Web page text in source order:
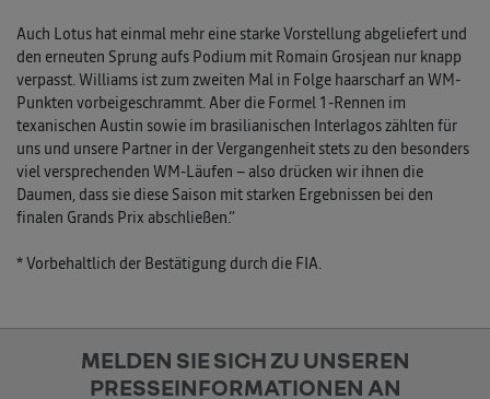
Auch Lotus hat einmal mehr eine starke Vorstellung abgeliefert und
den erneuten Sprung aufs Podium mit Romain Grosjean nur knapp
verpasst. Williams ist zum zweiten Mal in Folge haarscharf an WM-
Punkten vorbeigeschrammt. Aber die Formel 1-Rennen im
texanischen Austin sowie im brasilianischen Interlagos zählten für
uns und unsere Partner in der Vergangenheit stets zu den besonders
viel versprechenden WM-Läufen – also drücken wir ihnen die
Daumen, dass sie diese Saison mit starken Ergebnissen bei den
finalen Grands Prix abschließen.“
* Vorbehaltlich der Bestätigung durch die FIA.
MELDEN SIE SICH ZU UNSEREN
PRESSEINFORMATIONEN AN